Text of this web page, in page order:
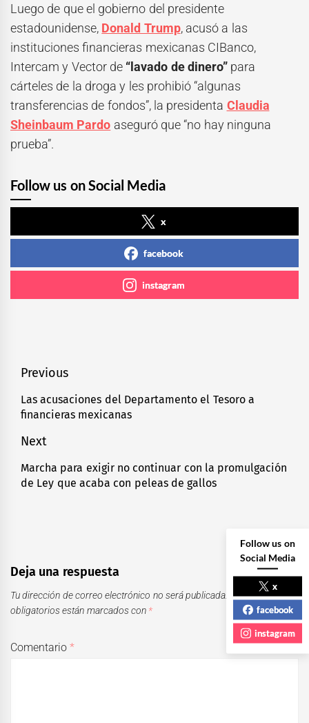
Luego de que el gobierno del presidente
estadounidense, Donald Trump, acusó a las
instituciones financieras mexicanas CIBanco,
Intercam y Vector de “lavado de dinero”para
cárteles de la droga y les prohibió “algunas
transferencias de fondos”, la presidenta Claudia
Sheinbaum Pardo aseguró que “no hay ninguna
prueba”.
Follow us on Social Media
x
facebook
instagram
Navegación
de
entradas
Previous
Previous
post:
Las acusaciones del Departamento el Tesoro a
financieras mexicanas
Next
Next
post:
Marcha para exigir no continuar con la promulgación
de Ley que acaba con peleas de gallos
Deja una respuesta
Tu dirección de correo electrónico no será publicada.
Los campos
obligatorios están marcados con *
Comentario*
Follow us on
Social Media
x
facebook
instagram